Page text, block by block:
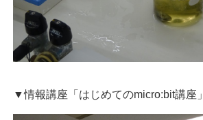
▼情報講座「はじめてのmicro:bit講座」